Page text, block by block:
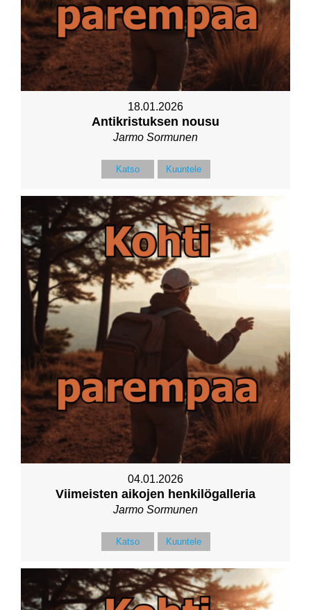
18.01.2026
Antikristuksen nousu
Jarmo Sormunen
Katso Kuuntele
04.01.2026
Viimeisten aikojen henkilögalleria
Jarmo Sormunen
Katso Kuuntele